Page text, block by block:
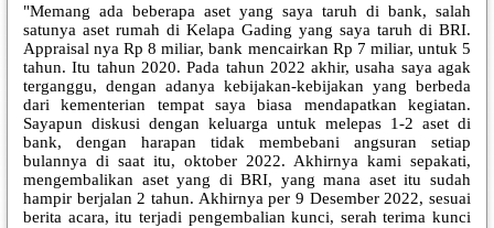
"Memang ada beberapa aset yang saya taruh di bank, salah
satunya aset rumah di Kelapa Gading yang saya taruh di BRI.
Appraisal nya Rp 8 miliar, bank mencairkan Rp 7 miliar, untuk 5
tahun. Itu tahun 2020. Pada tahun 2022 akhir, usaha saya agak
terganggu, dengan adanya kebijakan-kebijakan yang berbeda
dari kementerian tempat saya biasa mendapatkan kegiatan.
Sayapun diskusi dengan keluarga untuk melepas 1-2 aset di
bank, dengan harapan tidak membebani angsuran setiap
bulannya di saat itu, oktober 2022. Akhirnya kami sepakati,
mengembalikan aset yang di BRI, yang mana aset itu sudah
hampir berjalan 2 tahun. Akhirnya per 9 Desember 2022, sesuai
berita acara, itu terjadi pengembalian kunci, serah terima kunci